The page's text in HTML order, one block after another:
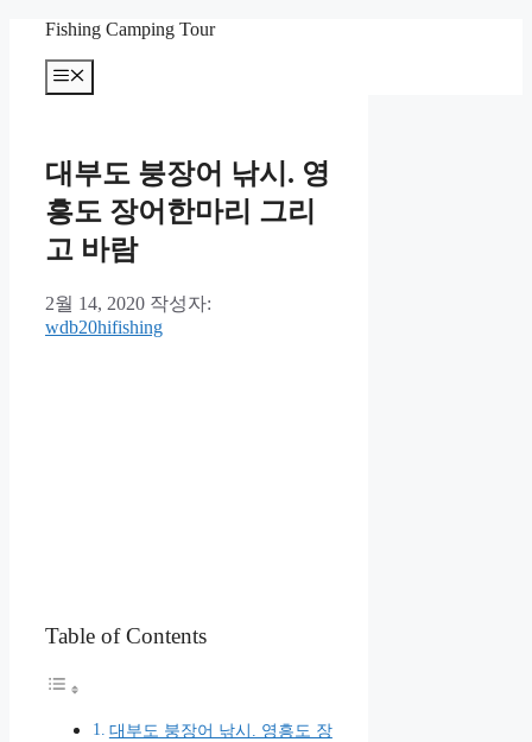
Fishing Camping Tour
메
뉴
대부도 붕장어 낚시. 영
흥도 장어한마리 그리
고 바람
2월 14, 2020 작성자:
wdb20hifishing
Table of Contents
대부도 붕장어 낚시. 영흥도 장